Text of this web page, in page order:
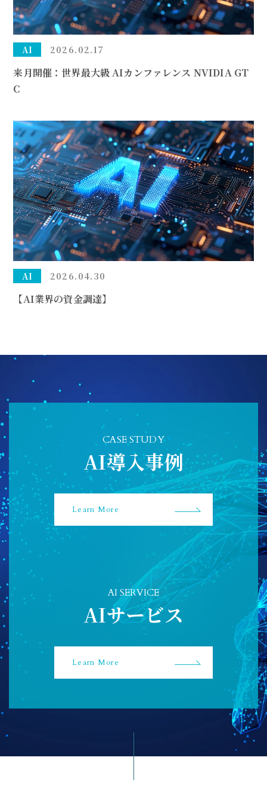
AI 2026.02.17
来月開催：世界最大級 AIカンファレンス NVIDIA GT
C
AI 2026.04.30
【AI業界の資金調達】
CASE STUDY
AI導入事例
Learn More
AI SERVICE
AIサービス
Learn More